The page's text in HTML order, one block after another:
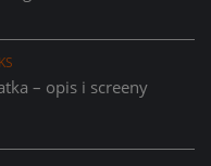
– opis i screeny